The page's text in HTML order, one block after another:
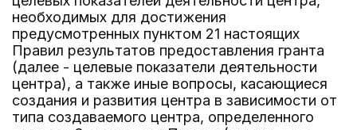
необходимых для достижения
предусмотренных пунктом 21 настоящих
Правил результатов предоставления гранта
(далее - целевые показатели деятельности
центра), а также иные вопросы, касающиеся
создания и развития центра в зависимости от
типа создаваемого центра, определенного